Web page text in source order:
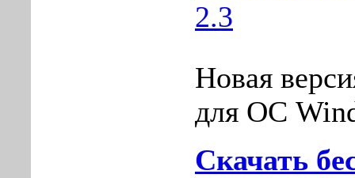
2.3
Новая
для ОС
Скачать